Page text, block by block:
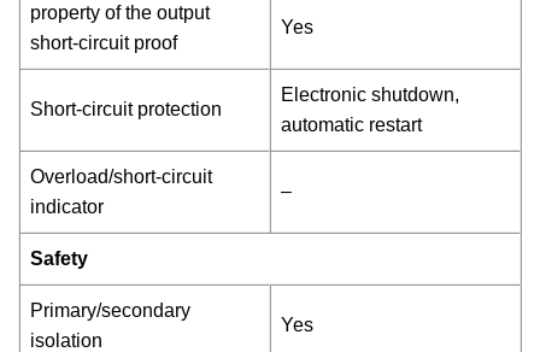
property of the output
short-circuit proof
Yes
Short-circuit protection
Electronic shutdown,
automatic restart
Overload/short-circuit
indicator
–
Safety
Primary/secondary
isolation
Yes